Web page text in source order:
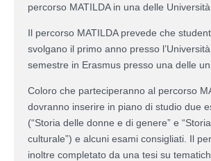
percorso MATILDA in una delle
Il percorso MATILDA prevede che
svolgano il primo anno presso
semestre in Erasmus presso una delle
Coloro che parteciperanno al percorso
dovranno inserire in piano di studio due
(“Storia delle donne e di genere” e
culturale”) e alcuni esami consigliati. Il
inoltre completato da una tesi su